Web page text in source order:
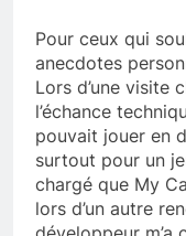
Pour ceux qui
anecdotes
Lors d’une visite
l’échance
pouvait jouer en
surtout pour un
chargé que My
lors d’un autre